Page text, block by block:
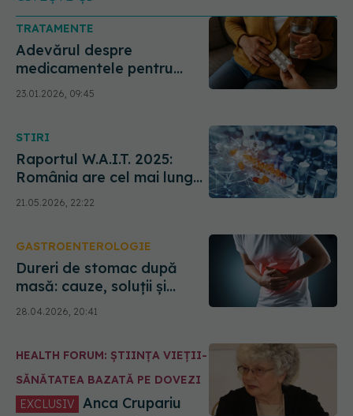
TRATAMENTE
Adevărul despre
medicamentele pentru
reflux. Care este legătura
cu cancerul
23.01.2026, 09:45
STIRI
Raportul W.A.I.T. 2025:
România are cel mai lung
timp de așteptare din UE
pentru medicamente noi.
21.05.2026, 22:22
GASTROENTEROLOGIE
Dureri de stomac după
masă: cauze, soluții și
semnale de alarmă
28.04.2026, 20:41
HEALTH FORUM: ȘTIINȚA VIEȚII-
SĂNĂTATEA BAZATĂ PE DOVEZI
EXCLUSIV